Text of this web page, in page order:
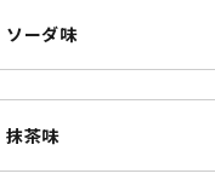
ソーダ味
抹茶味